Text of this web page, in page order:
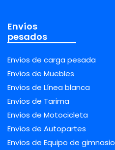
Envíos
pesados
Envíos de carga pesada
Envíos de Muebles
Envíos de Línea blanca
Envíos de Tarima
Envíos de Motocicleta
Envíos de Autopartes
Envíos de Equipo de gimnasio